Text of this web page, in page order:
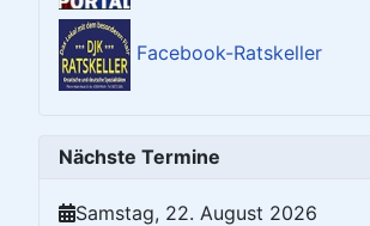
Facebook-Ratskeller
Nächste Termine
Samstag, 22. August 2026